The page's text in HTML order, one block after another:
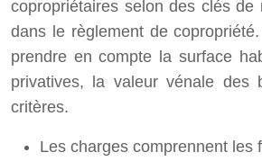
copropriétaires selon des clés de
dans le règlement de
prendre en compte la surface
privatives, la valeur vénale des
critères.
Les charges comprennent les